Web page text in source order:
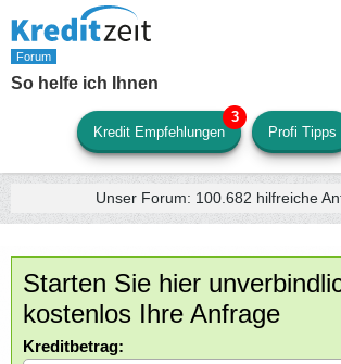
So helfe ich Ihnen
Kredit Empfehlungen Profi Tipps
Unser Forum: 100.682 hilfreiche
Starten Sie hier
kostenlos Ihre Anfrage
Kreditbetrag: